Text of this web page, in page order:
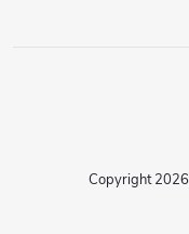
Copyright 2026